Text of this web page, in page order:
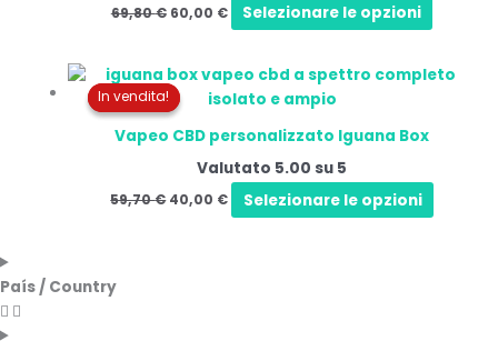
69,80€ 60,00 € Selezionare le opzioni
In vendita!
In vendita!
Vapeo CBD personalizzato Iguana Box
Valutato 5.00 su 5
59,70€
Il
prezzo
originale
era:
59,70 €.
40,00 €
Il
attuale
40,00 €.
Selezionare le opzioni
País / Country